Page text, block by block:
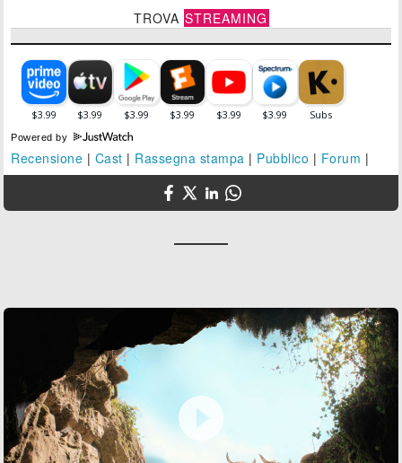
TROVA STREAMING
Powered by
Recensione | Cast | Rassegna stampa | Pubblico | Forum |
